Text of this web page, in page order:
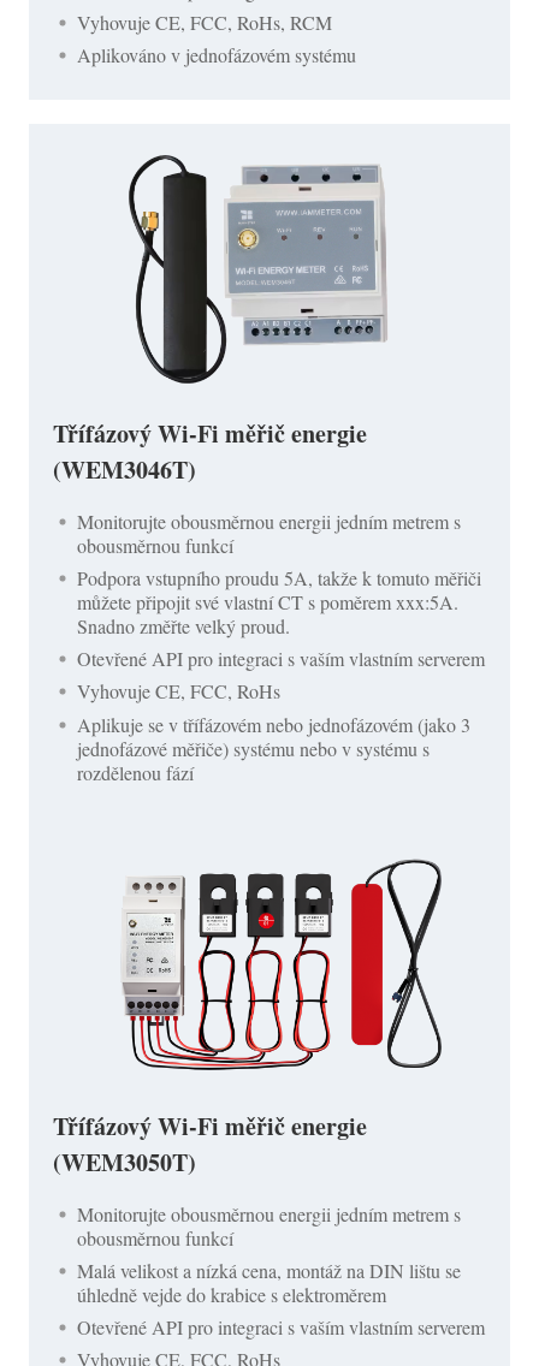
Vyhovuje CE, FCC, RoHs, RCM
Aplikováno v jednofázovém systému
Třífázový Wi-Fi měřič energie
(WEM3046T)
Monitorujte obousměrnou energii jedním metrem s
obousměrnou funkcí
Podpora vstupního proudu 5A, takže k tomuto měřiči
můžete připojit své vlastní CT s poměrem xxx:5A.
Snadno změřte velký proud.
Otevřené API pro integraci s vaším vlastním serverem
Vyhovuje CE, FCC, RoHs
Aplikuje se v třífázovém nebo jednofázovém (jako 3
jednofázové měřiče) systému nebo v systému s
rozdělenou fází
Třífázový Wi-Fi měřič energie
(WEM3050T)
Monitorujte obousměrnou energii jedním metrem s
obousměrnou funkcí
Malá velikost a nízká cena, montáž na DIN lištu se
úhledně vejde do krabice s elektroměrem
Otevřené API pro integraci s vaším vlastním serverem
Vyhovuje CE, FCC, RoHs